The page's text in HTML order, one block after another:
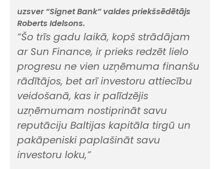
uzsver “Signet Bank” valdes priekšsēdētājs
Roberts Idelsons.
“Šo trīs gadu laikā, kopš strādājam
ar Sun Finance, ir prieks redzēt lielo
progresu ne vien uzņēmuma finanšu
rādītājos, bet arī investoru attiecību
veidošanā, kas ir palīdzējis
uzņēmumam nostiprināt savu
reputāciju Baltijas kapitāla tirgū un
pakāpeniski paplašināt savu
investoru loku,”